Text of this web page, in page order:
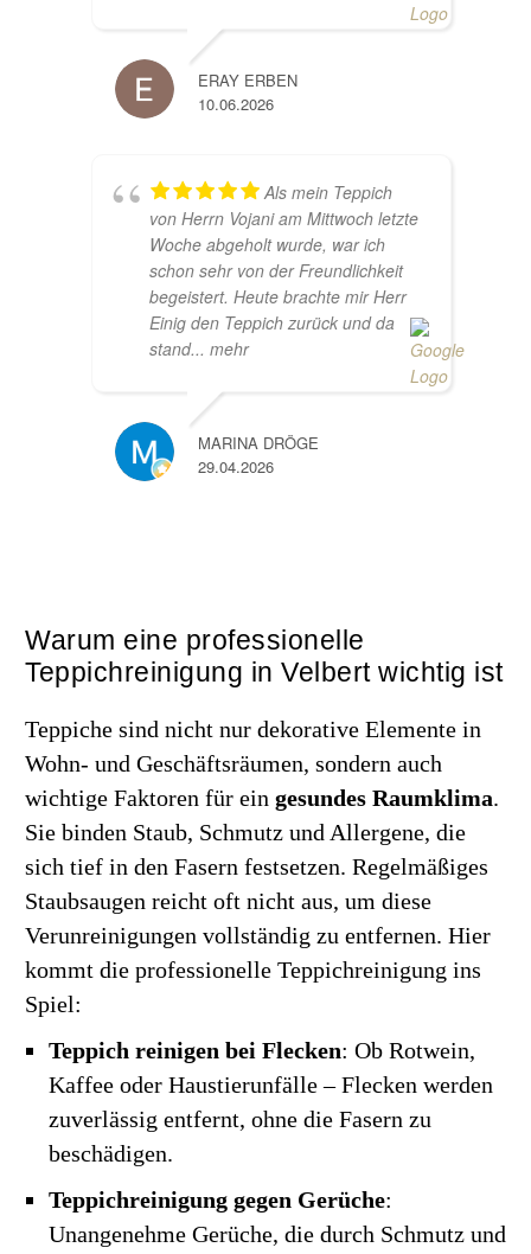
ERAY ERBEN
10.06.2026
Als mein Teppich
von Herrn Vojani am Mittwoch letzte
Woche abgeholt wurde, war ich
schon sehr von der Freundlichkeit
begeistert. Heute brachte mir Herr
Einig den Teppich zurück und da
stand... mehr
MARINA DRÖGE
29.04.2026
Warum eine professionelle
Teppichreinigung in Velbert wichtig ist
Teppiche sind nicht nur dekorative Elemente in
Wohn- und Geschäftsräumen, sondern auch
wichtige Faktoren für ein gesundes Raumklima.
Sie binden Staub, Schmutz und Allergene, die
sich tief in den Fasern festsetzen. Regelmäßiges
Staubsaugen reicht oft nicht aus, um diese
Verunreinigungen vollständig zu entfernen. Hier
kommt die professionelle Teppichreinigung ins
Spiel:
Teppich reinigen bei Flecken: Ob Rotwein,
Kaffee oder Haustierunfälle – Flecken werden
zuverlässig entfernt, ohne die Fasern zu
beschädigen.
Teppichreinigung gegen Gerüche:
Unangenehme Gerüche, die durch Schmutz und